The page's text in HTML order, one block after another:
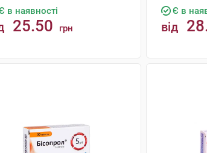
в наявності
25.50 грн
Є в
від